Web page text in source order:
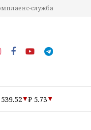
служба
₽ 5.73